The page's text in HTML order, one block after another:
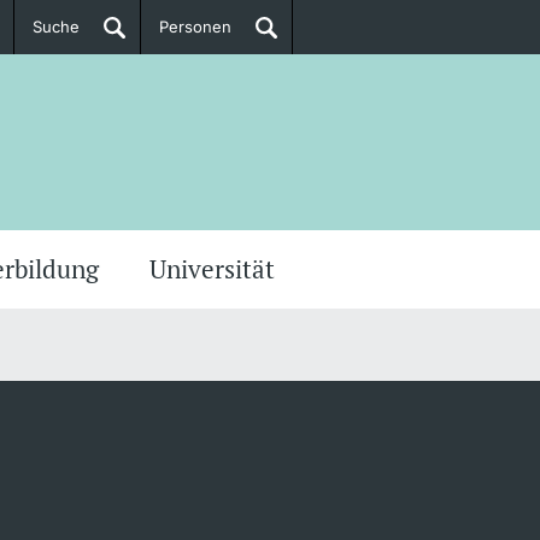
Suche Personen
Universität